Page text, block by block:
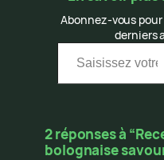
Abonnez-vous
derniers
Saisissez votre adresse e-mail…
2 réponses à
bolognaise